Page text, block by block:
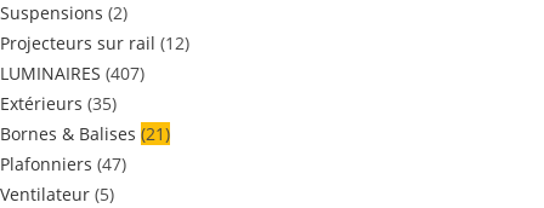
Suspensions (2)
Projecteurs sur rail (12)
LUMINAIRES (407)
Extérieurs (35)
Bornes & Balises (21)
Plafonniers (47)
Ventilateur (5)